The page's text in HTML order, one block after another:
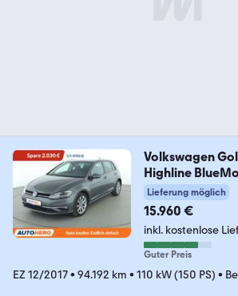
Volkswagen
Highline
Lieferung möglich
15.960 €
inkl. kostenlose
Guter Preis
EZ 12/2017• 94.192 km • 110 kW (150 PS) •